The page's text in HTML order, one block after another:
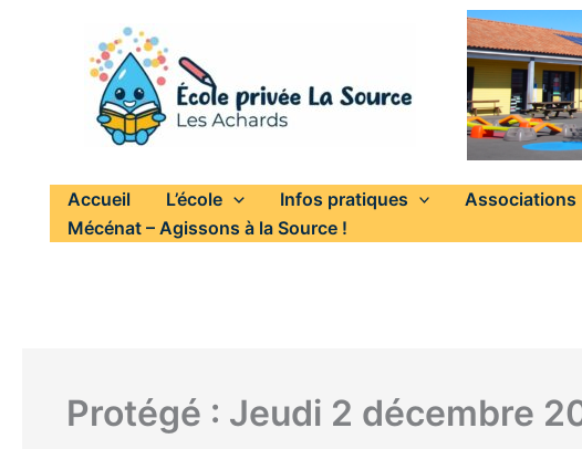
Accueil L’école Infos pratiques Associations
Mécénat – Agissons à la Source !
Protégé : Jeudi 2 décembre